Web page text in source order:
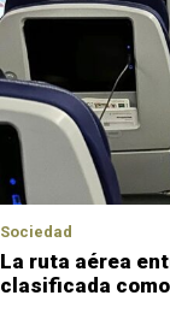
Sociedad
La ruta aérea
clasificada